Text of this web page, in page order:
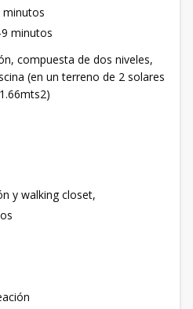
minutos
minutos
compuesta de dos niveles,
(en un terreno de 2 solares
y walking closet,